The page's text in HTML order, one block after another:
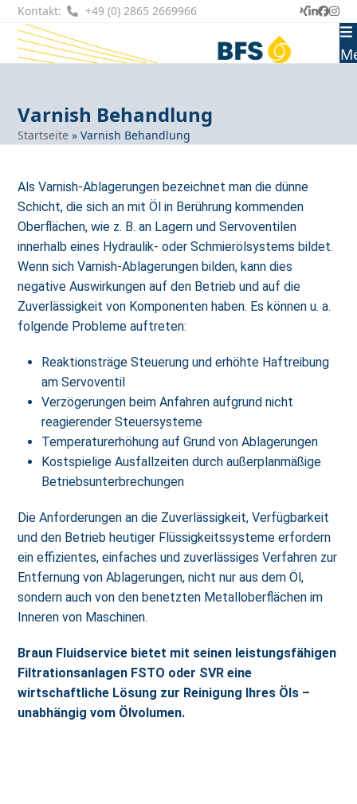
Skip
content
Kontakt: +49 (0) 2865 2669966 Xing
Varnish Behandlung
Startseite »Varnish Behandlung
Als Varnish-Ablagerungen bezeichnet man die dünne
Schicht, die sich an mit Öl in Berührung kommenden
Oberflächen, wie z. B. an Lagern und Servoventilen
innerhalb eines Hydraulik- oder Schmierölsystems bildet.
Wenn sich Varnish-Ablagerungen bilden, kann dies
negative Auswirkungen auf den Betrieb und auf die
Zuverlässigkeit von Komponenten haben. Es können u. a.
folgende Probleme auftreten:
Reaktionsträge Steuerung und erhöhte Haftreibung
am Servoventil
Verzögerungen beim Anfahren aufgrund nicht
reagierender Steuersysteme
Temperaturerhöhung auf Grund von Ablagerungen
Kostspielige Ausfallzeiten durch außerplanmäßige
Betriebsunterbrechungen
Die Anforderungen an die Zuverlässigkeit, Verfügbarkeit
und den Betrieb heutiger Flüssigkeitssysteme erfordern
ein effizientes, einfaches und zuverlässiges Verfahren zur
Entfernung von Ablagerungen, nicht nur aus dem Öl,
sondern auch von den benetzten Metalloberflächen im
Inneren von Maschinen.
Braun Fluidservice bietet mit seinen leistungsfähigen
Filtrationsanlagen FSTO oder SVR eine
wirtschaftliche Lösung zur Reinigung Ihres Öls –
unabhängig vom Ölvolumen.